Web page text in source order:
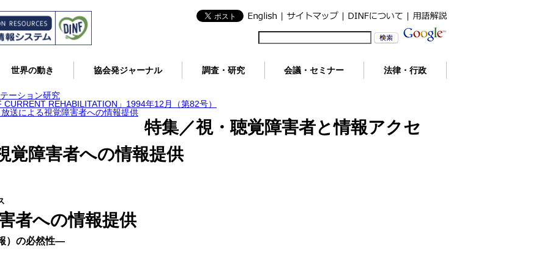
世界の動き 協会発ジャーナル 調査・研究 会議・セミナー 法律・行政
ーション研究
REHABILITATION」1994年12月（第82号）
送による視覚障害者への情報提供
特集／視・聴覚障害者と情報アクセ
障害者への情報提供
者への情報提供
）の必然性―